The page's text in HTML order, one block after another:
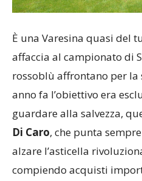
È una Varesina quasi del
affaccia al campionato di
rossoblù affrontano per la
anno fa l’obiettivo era
guardare alla salvezza,
Di Caro, che punta
alzare l’asticella
compiendo acquisti